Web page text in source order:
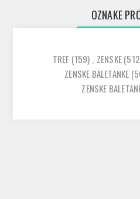
OZNAKE
TREF (159) , ZENSKE
ZENSKE BALETANKE
ZENSKE